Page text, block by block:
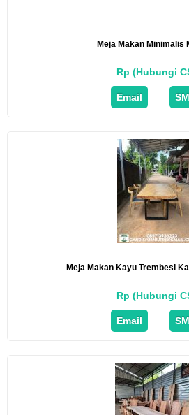
Meja Makan Minimalis
Rp (Hubungi
Email
Meja Makan Kayu Trembesi
Rp (Hubungi
Email